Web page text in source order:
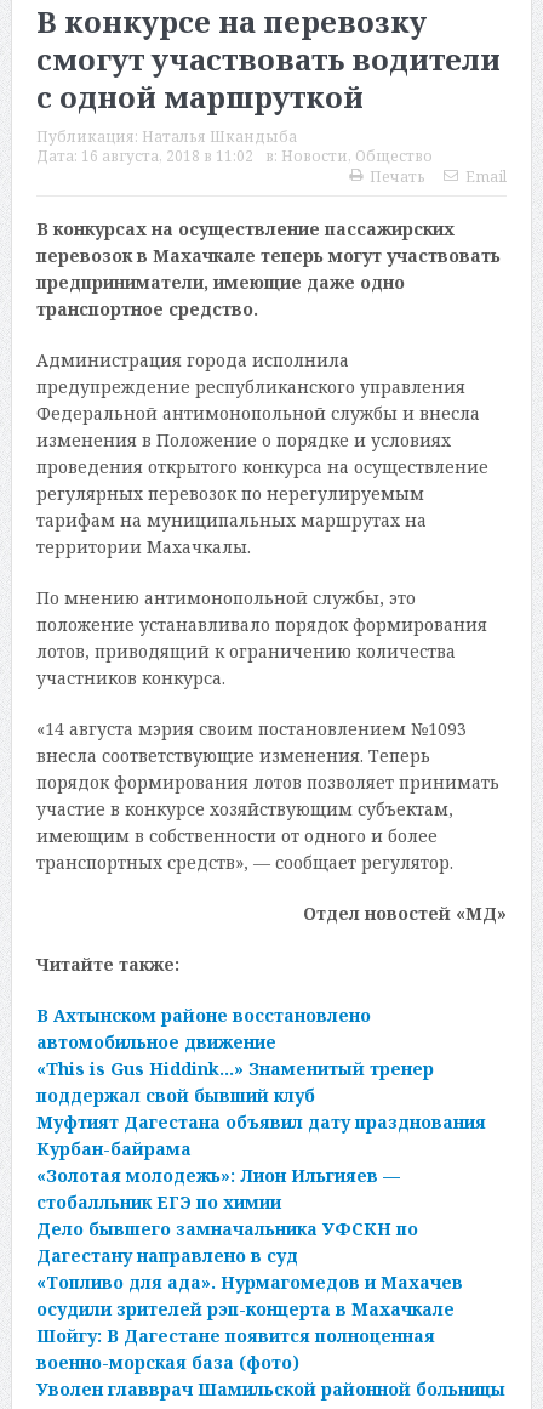
В конкурсе на перевозку
смогут участвовать водители
с одной маршруткой
Публикация: Наталья Шкандыба
Дата: 16 августа, 2018 в 11:02 в: Новости, Общество
Печать
Email
В конкурсах на осуществление пассажирских
перевозок в Махачкале теперь могут участвовать
предприниматели, имеющие даже одно
транспортное средство.
Администрация города исполнила
предупреждение республиканского управления
Федеральной антимонопольной службы и внесла
изменения в Положение о порядке и условиях
проведения открытого конкурса на осуществление
регулярных перевозок по нерегулируемым
тарифам на муниципальных маршрутах на
территории Махачкалы.
По мнению антимонопольной службы, это
положение устанавливало порядок формирования
лотов, приводящий к ограничению количества
участников конкурса.
«14 августа мэрия своим постановлением №1093
внесла соответствующие изменения. Теперь
порядок формирования лотов позволяет принимать
участие в конкурсе хозяйствующим субъектам,
имеющим в собственности от одного и более
транспортных средств», — сообщает регулятор.
Отдел новостей «МД»
Читайте также:
В Ахтынском районе восстановлено
автомобильное движение
«This is Gus Hiddink…» Знаменитый тренер
поддержал свой бывший клуб
Муфтият Дагестана объявил дату празднования
Курбан-байрама
«Золотая молодежь»: Лион Ильгияев —
стобалльник ЕГЭ по химии
Дело бывшего замначальника УФСКН по
Дагестану направлено в суд
«Топливо для ада». Нурмагомедов и Махачев
осудили зрителей рэп-концерта в Махачкале
Шойгу: В Дагестане появится полноценная
военно-морская база (фото)
Уволен главврач Шамильской районной больницы